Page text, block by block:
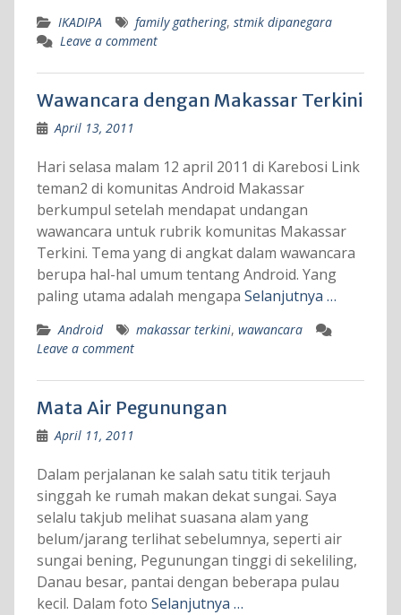
IKADIPA family gathering, stmik dipanegara
Leave a comment
Wawancara dengan Makassar Terkini
April 13, 2011
Hari selasa malam 12 april 2011 di Karebosi Link
teman2 di komunitas Android Makassar
berkumpul setelah mendapat undangan
wawancara untuk rubrik komunitas Makassar
Terkini. Tema yang di angkat dalam wawancara
berupa hal-hal umum tentang Android. Yang
paling utama adalah mengapa Selanjutnya …
Android makassar terkini, wawancara
Leave a comment
Mata Air Pegunungan
April 11, 2011
Dalam perjalanan ke salah satu titik terjauh
singgah ke rumah makan dekat sungai. Saya
selalu takjub melihat suasana alam yang
belum/jarang terlihat sebelumnya, seperti air
sungai bening, Pegunungan tinggi di sekeliling,
Danau besar, pantai dengan beberapa pulau
kecil. Dalam foto Selanjutnya …